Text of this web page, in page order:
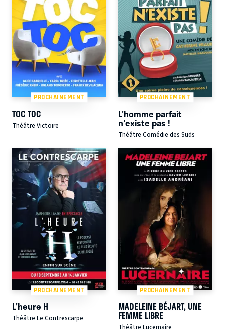
PROCHAINEMENT
TOC TOC
Théâtre Victoire
PROCHAINEMENT
L'homme parfait
n'existe pas !
Théâtre Comédie des Suds
PROCHAINEMENT
L'heure H
Théâtre Le Contrescarpe
PROCHAINEMENT
MADELEINE BÉJART, UNE
FEMME LIBRE
Théâtre Lucernaire